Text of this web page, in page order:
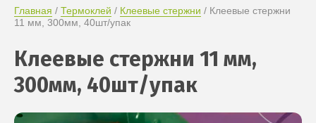
Главная / Термоклей / Клеевые стержни / Клеевые стержни
11 мм, 300мм, 40шт/упак
Клеевые стержни 11 мм,
300мм, 40шт/упак